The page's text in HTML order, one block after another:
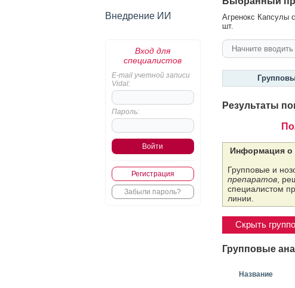
Внедрение ИИ
Вход для
специалистов
E-mail учетной записи
Vidal:
Пароль:
Регистрация
Забыли пароль?
Агренокс Капсулы
шт.
Результаты
Информация о
Групповые и
препаратов,
специалистом
линии.
Скрыть
Групповые
Название